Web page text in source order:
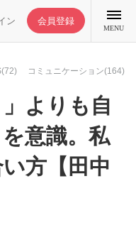
ン 会員登録
MENU
コミュニケーション(164)
よりも自
意識。私
方【田中